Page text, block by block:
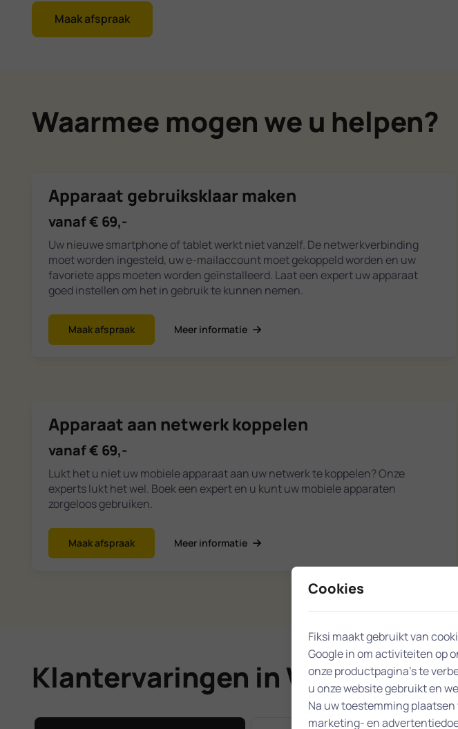
Maak afspraak
Waarmee mogen we u helpen?
Apparaat gebruiksklaar maken
vanaf € 69,-
Uw nieuwe smartphone of tablet werkt niet vanzelf. De netwerkverbinding
moet worden ingesteld, uw e-mailaccount moet gekoppeld worden en uw
favoriete apps moeten worden geïnstalleerd. Laat een expert uw apparaat
goed instellen om het in gebruik te kunnen nemen.
Maak afspraak Meer informatie
Apparaat aan netwerk koppelen
vanaf € 69,-
Lukt het u niet uw mobiele apparaat aan uw netwerk te koppelen? Onze
experts lukt het wel. Boek een expert en u kunt uw mobiele apparaten
zorgeloos gebruiken.
Maak afspraak Meer informatie
Klantervaringen in Wassenaar
Cookies
Fiksi maakt gebruikt van
Google in om activiteiten op
onze productpagina’s te
u onze website gebruikt en
Na uw toestemming
marketing- en